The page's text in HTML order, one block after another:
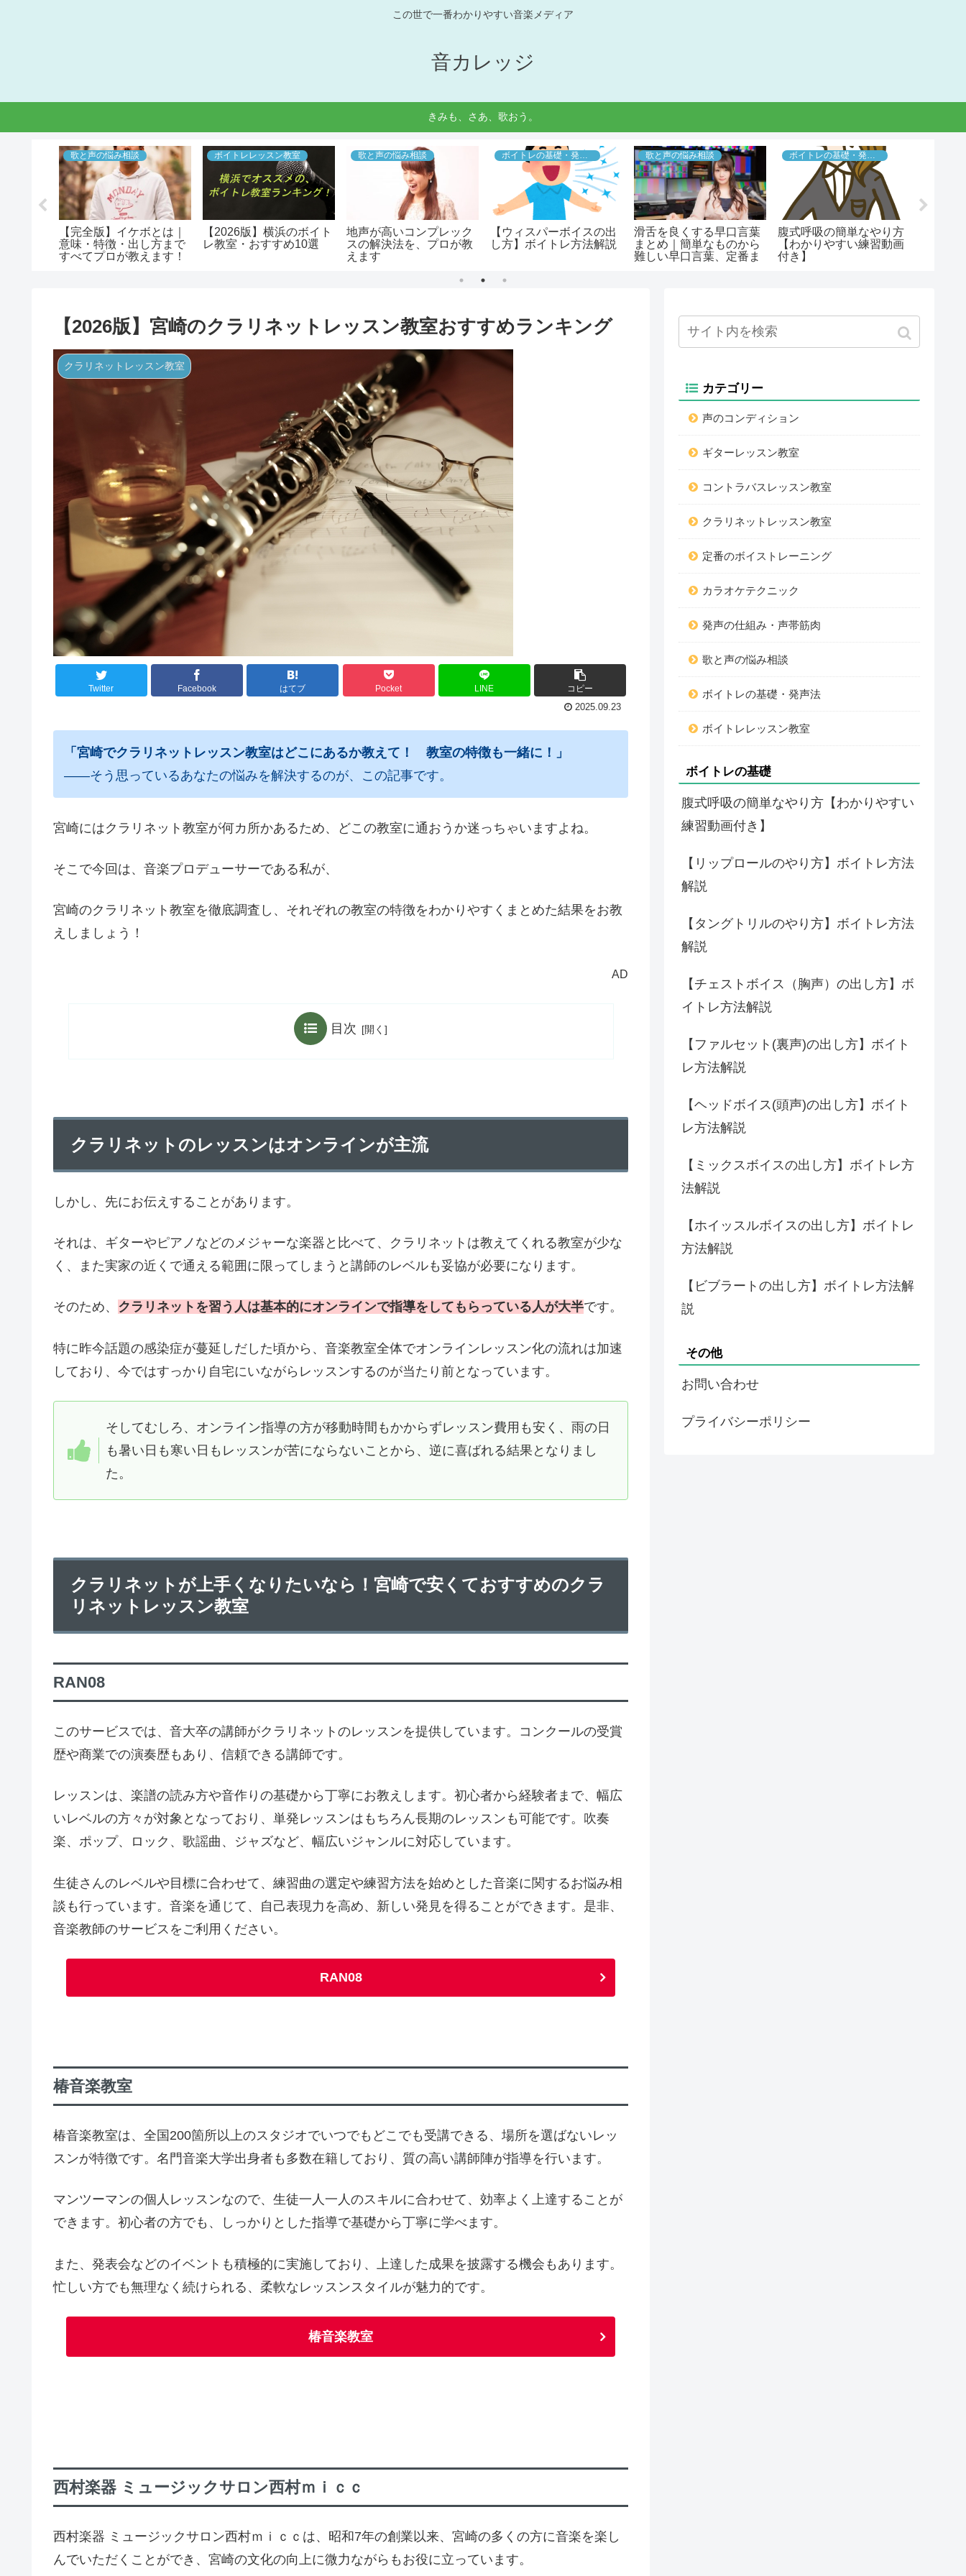
この世で一番わかりやすい音楽メディア
音カレッジ
きみも、さあ、歌おう。
歌と声の悩み相談
【完全版】イケボとは｜
意味・特徴・出し方まで
すべてプロが教えます！
ボイトレレッスン教室
【2026版】横浜のボイト
レ教室・おすすめ10選
歌と声の悩み相談
地声が高いコンプレック
スの解決法を、プロが教
えます
【ウィスパーボイスの出
し方】ボイトレ方法解説
歌と声の悩み相談
滑舌を良くする早口言葉
まとめ｜簡単なものから
難しい早口言葉、定番ま
腹式呼吸の簡単なやり方
【わかりやすい練習動画
付き】
【2026版】宮崎のクラリネットレッスン教室おすすめランキング
クラリネットレッスン教室
Twitter Facebook はてブ Pocket LINE
コピー
2025.09.23
「宮崎でクラリネットレッスン教室はどこにあるか教えて！ 教室の特徴も一緒に ！」
――そう思っているあなたの悩みを解決するのが、この記事です。
宮崎にはクラリネット教室が何カ所かあるため、どこの教室に通おうか迷っちゃいますよね。
そこで今回は、音楽プロデューサーである私が、
宮崎のクラリネット教室を徹底調査し、それぞれの教室の特徴をわかりやすくまとめた結果をお教
えしましょう！
AD
目次
クラリネットのレッスンはオンラインが主流
しかし、先にお伝えすることがあります。
それは、ギターやピアノなどのメジャーな楽器と比べて、クラリネットは教えてくれる教室が少な
く、また実家の近くで通える範囲に限ってしまうと講師のレベルも妥協が必要になります。
そのため、 クラリネットを習う人は基本的にオンラインで指導をしてもらっている人が大半です。
特に昨今話題の感染症が蔓延しだした頃から、音楽教室全体でオンラインレッスン化の流れは加速
しており、今ではすっかり自宅にいながらレッスンするのが当たり前となっています。
そしてむしろ、オンライン指導の方が移動時間もかからずレッスン費用も安く、雨の日
も暑い日も寒い日もレッスンが苦にならないことから、逆に喜ばれる結果となりまし
た。
クラリネットが上手くなりたいなら！宮崎で安くておすすめのクラ
リネットレッスン教室
RAN08
このサービスでは、音大卒の講師がクラリネットのレッスンを提供しています。コンクールの受賞
歴や商業での演奏歴もあり、信頼できる講師です。
レッスンは、楽譜の読み方や音作りの基礎から丁寧にお教えします。初心者から経験者まで、幅広
いレベルの方々が対象となっており、単発レッスンはもちろん長期のレッスンも可能です。吹奏
楽、ポップ、ロック、歌謡曲、ジャズなど、幅広いジャンルに対応しています。
生徒さんのレベルや目標に合わせて、練習曲の選定や練習方法を始めとした音楽に関するお悩み相
談も行っています。音楽を通じて、自己表現力を高め、新しい発見を得ることができます。是非、
音楽教師のサービスをご利用ください。
RAN08
椿音楽教室
椿音楽教室は、全国200箇所以上のスタジオでいつでもどこでも受講できる、場所を選ばないレッ
スンが特徴です。名門音楽大学出身者も多数在籍しており、質の高い講師陣が指導を行います。
マンツーマンの個人レッスンなので、生徒一人一人のスキルに合わせて、効率よく上達することが
できます。初心者の方でも、しっかりとした指導で基礎から丁寧に学べます。
また、発表会などのイベントも積極的に実施しており、上達した成果を披露する機会もあります。
忙しい方でも無理なく続けられる、柔軟なレッスンスタイルが魅力的です。
椿音楽教室
西村楽器 ミュージックサロン西村ｍｉｃｃ
西村楽器 ミュージックサロン西村ｍｉｃｃは、昭和7年の創業以来、宮崎の多くの方に音楽を楽し
んでいただくことができ、宮崎の文化の向上に微力ながらもお役に立っています。
カテゴリー
声のコンディション
ギターレッスン教室
コントラバスレッスン教室
クラリネットレッスン教室
定番のボイストレーニング
カラオケテクニック
発声の仕組み・声帯筋肉
歌と声の悩み相談
ボイトレの基礎・発声法
ボイトレレッスン教室
ボイトレの基礎
腹式呼吸の簡単なやり方【わかりやすい
練習動画付き】
【リップロールのやり方】ボイトレ方法
解説
【タングトリルのやり方】ボイトレ方法
解説
【チェストボイス（胸声）の出し方】ボ
イトレ方法解説
【ファルセット(裏声)の出し方】ボイト
レ方法解説
【ヘッドボイス(頭声)の出し方】ボイト
レ方法解説
【ミックスボイスの出し方】ボイトレ方
法解説
【ホイッスルボイスの出し方】ボイトレ
方法解説
【ビブラートの出し方】ボイトレ方法解
説
その他
お問い合わせ
プライバシーポリシー